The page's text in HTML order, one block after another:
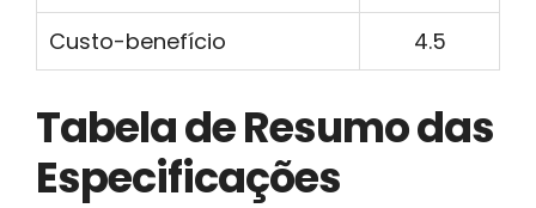
Custo-benefício
4.5
Tabela de Resumo das
Especificações